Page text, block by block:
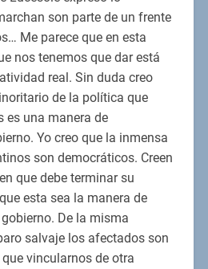
son parte de un frente
Me parece que en esta
nos tenemos que dar está
real. Sin duda creo
de la política que
es una manera de
Yo creo que la inmensa
son democráticos. Creen
que debe terminar su
esta sea la manera de
De la misma
salvaje los afectados son
vincularnos de otra